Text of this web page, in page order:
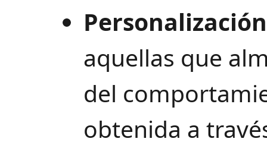
aquellas que
del
obtenida a